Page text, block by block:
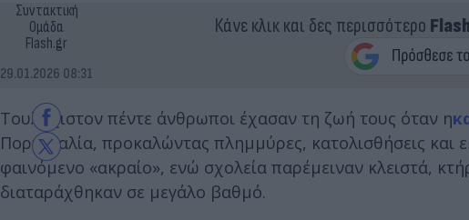
Συντακτική
Ομάδα
Flash.gr
29.01.2026 08:31
Κάνε κλικ και δες περισσότερο
Τουλάχιστον πέντε άνθρωποι έχασαν τη ζωή τους όταν η
Πορτογαλία, προκαλώντας πλημμύρες, κατολισθήσεις και
φαινόμενο «ακραίο», ενώ σχολεία παρέμειναν κλειστά,
διαταράχθηκαν σε μεγάλο βαθμό.